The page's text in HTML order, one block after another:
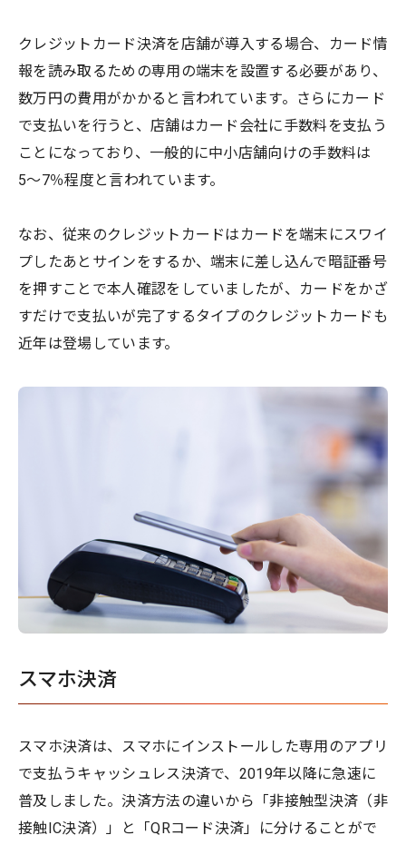
クレジットカード決済を店舗が導入する場合、カード情
報を読み取るための専用の端末を設置する必要があり、
数万円の費用がかかると言われています。さらにカード
で支払いを行うと、店舗はカード会社に手数料を支払う
ことになっており、一般的に中小店舗向けの手数料は
5〜7％程度と言われています。
なお、従来のクレジットカードはカードを端末にスワイ
プしたあとサインをするか、端末に差し込んで暗証番号
を押すことで本人確認をしていましたが、カードをかざ
すだけで支払いが完了するタイプのクレジットカードも
近年は登場しています。
スマホ決済
スマホ決済は、スマホにインストールした専用のアプリ
で支払うキャッシュレス決済で、2019年以降に急速に
普及しました。決済方法の違いから「非接触型決済（非
接触IC決済）」と「QRコード決済」に分けることがで